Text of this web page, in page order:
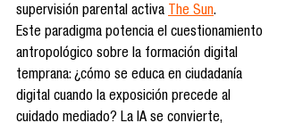
supervisión parental activa The Sun.
Este paradigma potencia el cuestionamiento
antropológico sobre la formación digital
temprana: ¿cómo se educa en ciudadanía
digital cuando la exposición precede al
cuidado mediado? La IA se convierte,